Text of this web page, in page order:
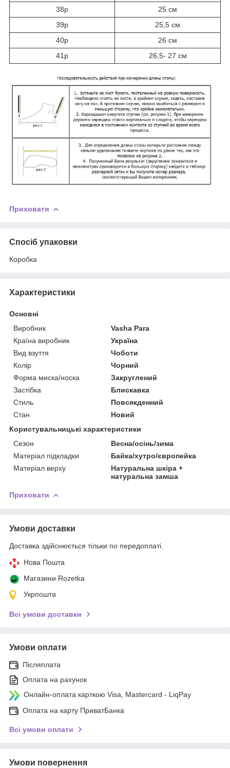
38р
25 см
39р
25,5 см
40р
26 см
41р
26,5- 27 см
Приховати
Спосіб упаковки
Коробка
Характеристики
Основні
Виробник
Vasha Para
Країна виробник
Україна
Вид взуття
Чоботи
Колір
Чорний
Форма миска/носка
Закруглений
Застібка
Блискавка
Стиль
Повсякденний
Стан
Новий
Користувальницькі характеристики
Сезон
Весна/осінь/зима
Матеріал підкладки
Байка/хутро/європейка
Матеріал верху
Натуральна шкіра +
натуральна замша
Приховати
Умови доставки
Доставка здійснюється тільки по передоплаті.
Нова Пошта
Магазини Rozetka
Укрпошта
Всі умови доставки
Умови оплати
Післяплата
Оплата на рахунок
Онлайн-оплата карткою Visa, Mastercard - LiqPay
Оплата на карту ПриватБанка
Всі умови оплати
Умови повернення